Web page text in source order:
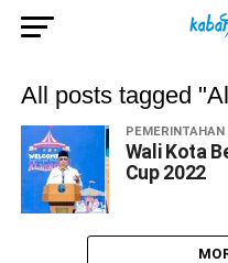
All posts tagged
PEMERINTAHAN
Wali Kota
Cup 2022